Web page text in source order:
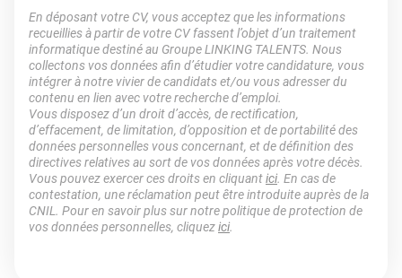
En déposant votre CV, vous acceptez que les informations
recueillies à partir de votre CV fassent l’objet d’un traitement
informatique destiné au Groupe LINKING TALENTS. Nous
collectons vos données afin d’étudier votre candidature, vous
intégrer à notre vivier de candidats et/ou vous adresser du
contenu en lien avec votre recherche d’emploi.
Vous disposez d’un droit d’accès, de rectification,
d’effacement, de limitation, d’opposition et de portabilité des
données personnelles vous concernant, et de définition des
directives relatives au sort de vos données après votre décès.
Vous pouvez exercer ces droits en cliquantici. En cas de
contestation, une réclamation peut être introduite auprès de la
CNIL. Pour en savoir plus sur notre politique de protection de
vos données personnelles, cliquezici.